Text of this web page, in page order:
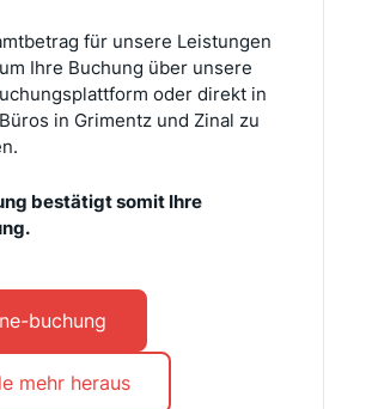
für unsere Leistungen
Ihre Buchung über unsere
oder direkt in
in Grimentz und Zinal zu
bestätigt somit Ihre
buchung
mehr heraus